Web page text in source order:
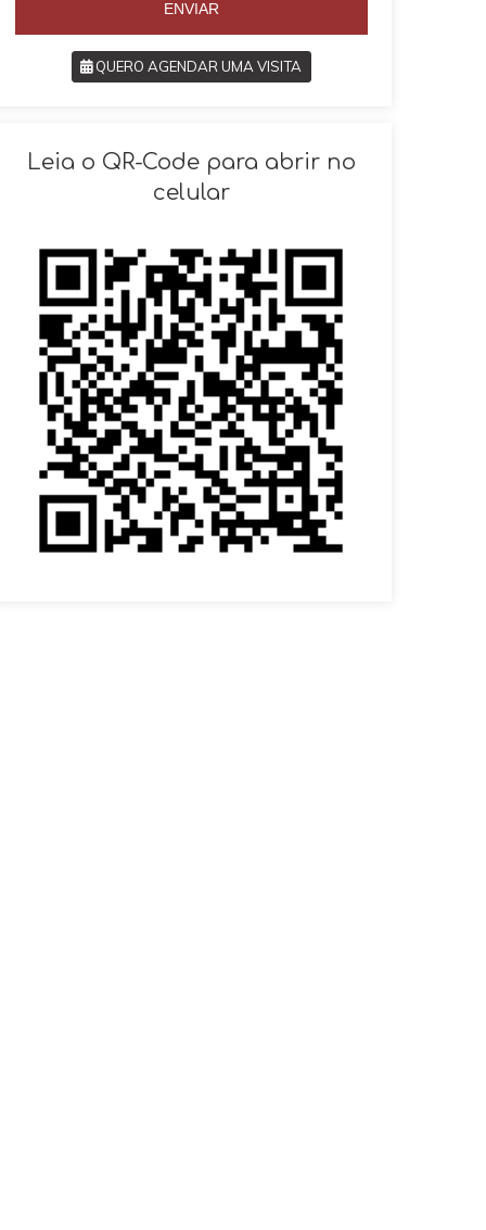
ENVIAR
QUERO AGENDAR UMA VISITA
VOLTAR
Leia o QR-Code para abrir no
celular